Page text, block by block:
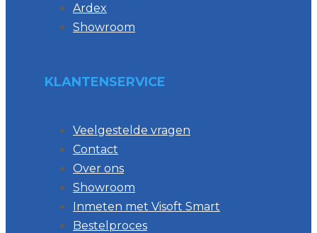
Ardex
Showroom
KLANTENSERVICE
Veelgestelde vragen
Contact
Over ons
Showroom
Inmeten met Visoft Smart
Bestelproces